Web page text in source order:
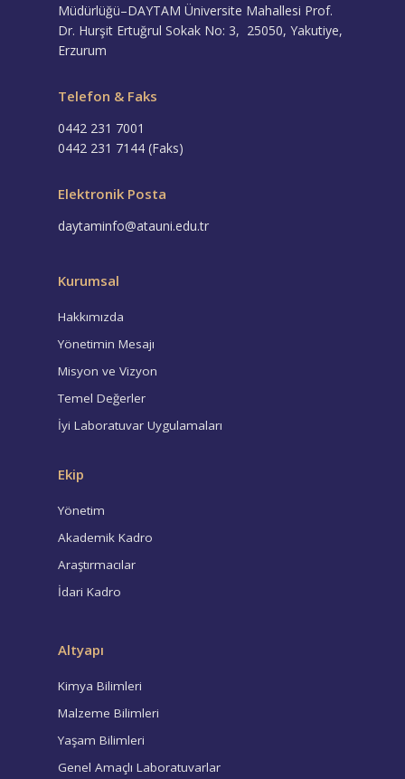
Müdürlüğü–DAYTAM Üniversite Mahallesi Prof.
Dr. Hurşit Ertuğrul Sokak No: 3, 25050, Yakutiye,
Erzurum
Telefon & Faks
0442 231 7001
0442 231 7144 (Faks)
Elektronik Posta
daytaminfo@atauni.edu.tr
Kurumsal
Hakkımızda
Yönetimin Mesajı
Misyon ve Vizyon
Temel Değerler
İyi Laboratuvar Uygulamaları
Ekip
Yönetim
Akademik Kadro
Araştırmacılar
İdari Kadro
Altyapı
Kimya Bilimleri
Malzeme Bilimleri
Yaşam Bilimleri
Genel Amaçlı Laboratuvarlar